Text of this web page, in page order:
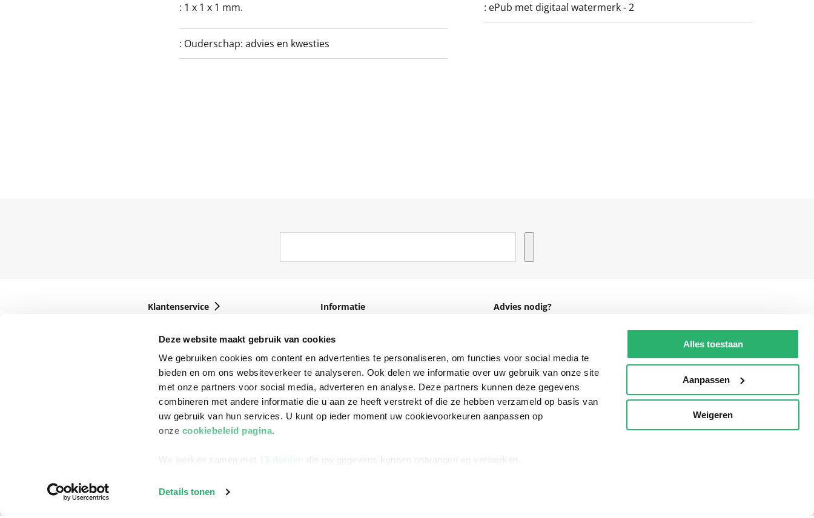
Deze website maakt gebruik van cookies
We gebruiken cookies om content en advertenties te personaliseren, om functies voor social media te
bieden en om ons websiteverkeer te analyseren. Ook delen we informatie over uw gebruik van onze site
met onze partners voor social media, adverteren en analyse. Deze partners kunnen deze gegevens
combineren met andere informatie die u aan ze heeft verstrekt of die ze hebben verzameld op basis van
uw gebruik van hun services. U kunt op ieder moment uw cookievoorkeuren aanpassen op
onze cookiebeleid pagina.
We werken samen met 13 derden die uw gegevens kunnen ontvangen en verwerken.
Details tonen
Alles toestaan
Aanpassen
Weigeren
: 1 x 1 x 1 mm. : ePub met digitaal watermerk - 2
: Ouderschap: advies en kwesties
Klantenservice
Betalen
Retourneren
Veelgestelde vragen
Informatie
Winkels en openingstijden
Cadeaukaart
Ondernemer worden
Advies nodig?
helpdesk@readshop.nl
088 - 133 84 32